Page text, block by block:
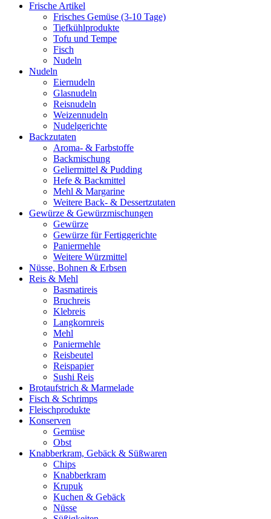
Frische Artikel
Frisches Gemüse (3-10 Tage)
Tiefkühlprodukte
Tofu und Tempe
Fisch
Nudeln
Nudeln
Eiernudeln
Glasnudeln
Reisnudeln
Weizennudeln
Nudelgerichte
Backzutaten
Aroma- & Farbstoffe
Backmischung
Geliermittel & Pudding
Hefe & Backmittel
Mehl & Margarine
Weitere Back- & Dessertzutaten
Gewürze & Gewürzmischungen
Gewürze
Gewürze für Fertiggerichte
Paniermehle
Weitere Würzmittel
Nüsse, Bohnen & Erbsen
Reis & Mehl
Basmatireis
Bruchreis
Klebreis
Langkornreis
Mehl
Paniermehle
Reisbeutel
Reispapier
Sushi Reis
Brotaufstrich & Marmelade
Fisch & Schrimps
Fleischprodukte
Konserven
Gemüse
Obst
Knabberkram, Gebäck & Süßwaren
Chips
Knabberkram
Krupuk
Kuchen & Gebäck
Nüsse